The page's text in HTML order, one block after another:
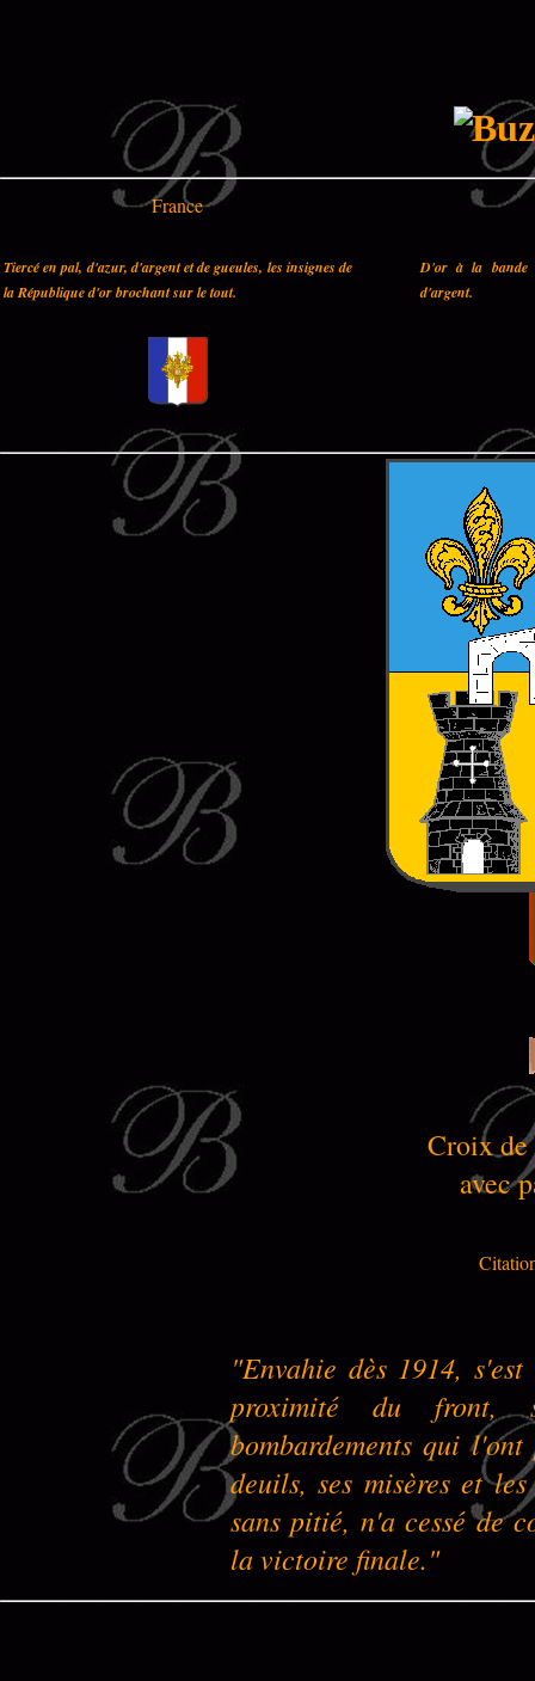
France
Tiercé en pal, d'azur, d'argent et de gueules, les insignes de
la République d'or brochant sur le tout.
D'or à la bande
d'argent.
Croix de
avec
"Envahie dès 1914,
proximité du front,
bombardements qui
deuils, ses misères et
sans pitié, n'a cessé de
la victoire finale."